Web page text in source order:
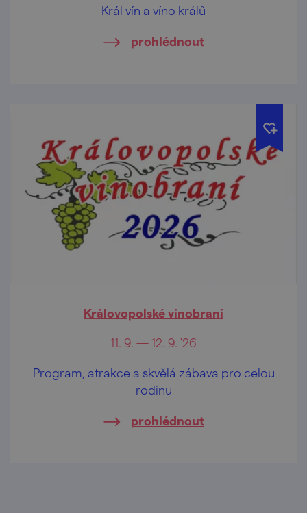
Král vín a víno králů
prohlédnout
Královopolské vinobraní
11. 9. — 12. 9. '26
Program, atrakce a skvělá zábava pro celou
rodinu
prohlédnout